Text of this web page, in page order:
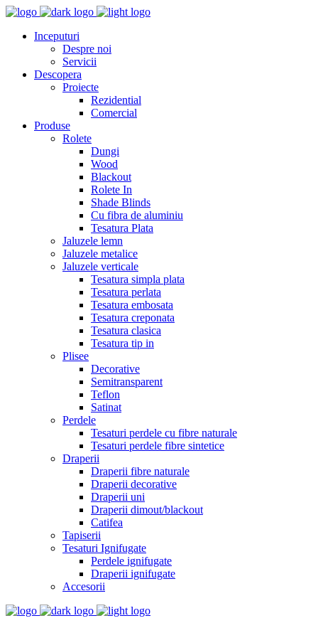
Inceputuri
Despre noi
Servicii
Descopera
Proiecte
Rezidential
Comercial
Produse
Rolete
Dungi
Wood
Blackout
Rolete In
Shade Blinds
Cu fibra de aluminiu
Tesatura Plata
Jaluzele lemn
Jaluzele metalice
Jaluzele verticale
Tesatura simpla plata
Tesatura perlata
Tesatura embosata
Tesatura creponata
Tesatura clasica
Tesatura tip in
Plisee
Decorative
Semitransparent
Teflon
Satinat
Perdele
Tesaturi perdele cu fibre naturale
Tesaturi perdele fibre sintetice
Draperii
Draperii fibre naturale
Draperii decorative
Draperii uni
Draperii dimout/blackout
Catifea
Tapiserii
Tesaturi Ignifugate
Perdele ignifugate
Draperii ignifugate
Accesorii